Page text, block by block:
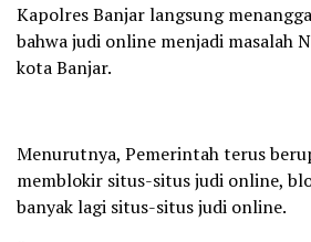
Kapolres Banjar langsung
bahwa judi online menjadi masalah
kota Banjar.
Menurutnya, Pemerintah terus
memblokir situs-situs judi online,
banyak lagi situs-situs judi online.